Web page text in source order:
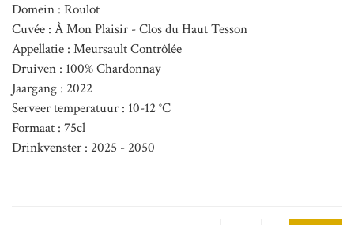
Domein : Roulot
Cuvée : À Mon Plaisir - Clos du Haut Tesson
Appellatie : Meursault Contrôlée
Druiven : 100% Chardonnay
Jaargang : 2022
Serveer temperatuur : 10-12 °C
Formaat : 75cl
Drinkvenster : 2025 - 2050